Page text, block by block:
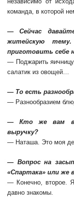
команда, в которой
— Сейчас
житейскую
приготовить себе
— Поджарить
салатик из овощей…
— То есть
— Разнообразием
— Кто же вам в
выручку?
— Наташа. Это моя
— Вопрос на
«Спартака» или же
— Конечно, второе.
давно знакомы.